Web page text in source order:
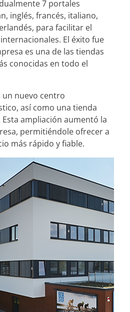
7 portales
inglés, francés, italiano,
para facilitar el
El éxito fue
es una de las tiendas
conocidas en todo el
un nuevo centro
así como una tienda
ampliación aumentó la
permitiéndole ofrecer a
más rápido y fiable.